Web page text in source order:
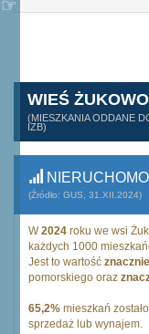
WIEŚ ŻUKOWO
(MIESZKANIA ODDANE
IZB)
(Źródło: GUS, 31.XII.2024)
W2024 roku we wsi
każdych 1000
Jest to wartość
pomorskiego oraz
65,2% mieszkań
sprzedaż lub wynajem.